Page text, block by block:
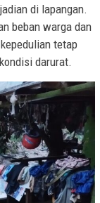
di lapangan.
beban warga dan
tetap
darurat.